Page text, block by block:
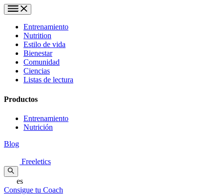
Entrenamiento
Nutrition
Estilo de vida
Bienestar
Comunidad
Ciencias
Listas de lectura
Productos
Entrenamiento
Nutrición
Blog
Freeletics
es
Consigue tu Coach